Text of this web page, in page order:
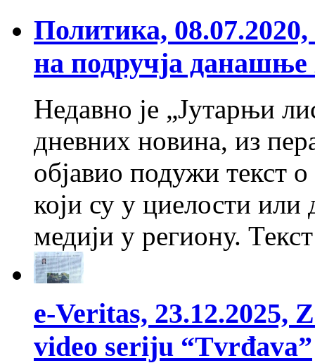
Политика,
на подручја данашње
Недавно је „Јутарњи
дневних новина, из
објавио подужи текст
који су у циелости
медији у региону.
e-Veritas, 23.12.2025,
video seriju “Tvrđava”